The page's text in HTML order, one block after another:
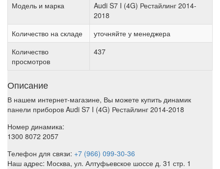
Модель и марка
Audi S7 I (4G) Рестайлинг 2014-
2018
Количество на складе
уточняйте у менеджера
Количество
просмотров
437
Описание
В нашем интернет-магазине, Вы можете купить динамик
панели приборов Audi S7 I (4G) Рестайлинг 2014-2018
Номер динамика:
1300 8072 2057
Телефон для связи: +7 (966) 099-30-36
Наш адрес: Москва, ул. Алтуфьевское шоссе д. 31 стр. 1